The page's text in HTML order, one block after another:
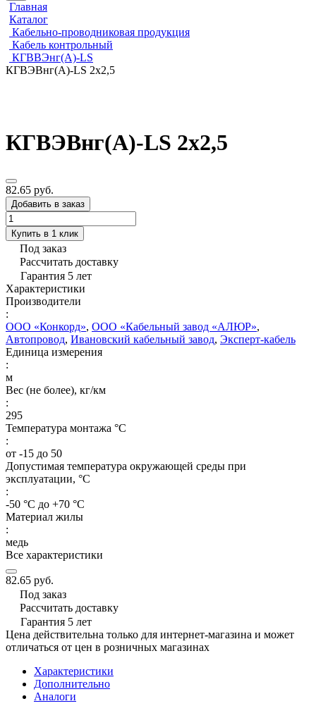
Главная
Каталог
Кабельно-проводниковая продукция
Кабель контрольный
КГВВЭнг(А)-LS
КГВЭВнг(А)-LS 2х2,5
КГВЭВнг(А)-LS 2х2,5
82.65 руб.
Добавить в заказ
Купить в 1 клик
Под заказ
Рассчитать доставку
Гарантия 5 лет
Характеристики
Производители
:
ООО «Конкорд», ООО «Кабельный завод «АЛЮР»,
Автопровод, Ивановский кабельный завод, Эксперт-кабель
Единица измерения
:
м
Вес (не более), кг/км
:
295
Температура монтажа °C
:
от -15 до 50
Допустимая температура окружающей среды при
эксплуатации, °C
:
-50 °С до +70 °С
Материал жилы
:
медь
Все характеристики
82.65 руб.
Под заказ
Рассчитать доставку
Гарантия 5 лет
Цена действительна только для интернет-магазина и может
отличаться от цен в розничных магазинах
Характеристики
Дополнительно
Аналоги